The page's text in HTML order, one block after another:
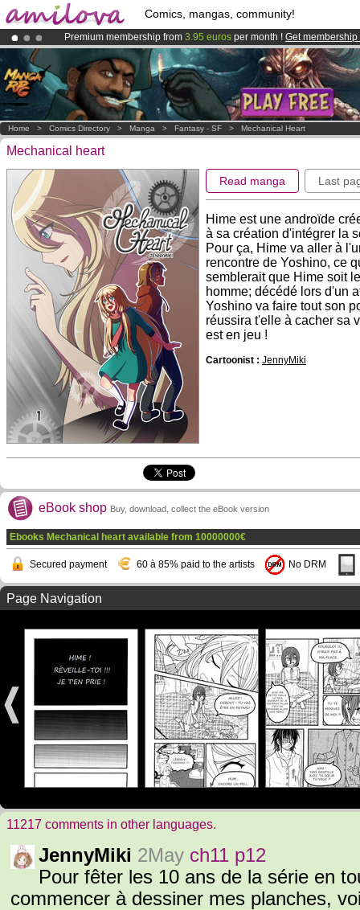
Comics, mangas, community!
Premium membership from 3.95 euros per month ! Get membership
AmilovaKickstarter is now LIVE!.
Already 100000 membersand 1000 comics & mangas!.
Home > Comics Directory > Manga > Fantasy - SF > Mechanical Heart
Mechanical heart
Read manga Last
Hime est une androïde
à sa création d'intégrer la
Pour ça, Hime va aller à
rencontre de Yoshino, ce
semblerait que Hime soit
homme; décédé lors d'un
Yoshino va faire tout son
réussira t'elle à cacher sa
est en jeu !
Cartoonist : JennyMiki
eBook shop Buy, download, collect the eBook version
Ebooks Mechanical heart available from 10000000€
Secured payment 60 à 85% paid to the artists No DRM
Page Navigation
11217 comments in other languages.
JennyMiki 2May ch11 p12
Pour fêter les 10 ans de la série en
commencer à dessiner mes planches,